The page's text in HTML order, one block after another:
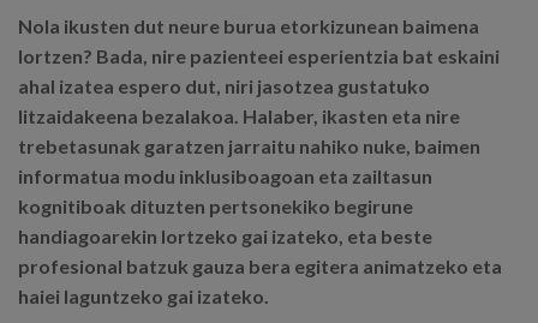
Nola ikusten dut neure burua etorkizunean baimena
lortzen? Bada, nire pazienteei esperientzia bat eskaini
ahal izatea espero dut, niri jasotzea gustatuko
litzaidakeena bezalakoa. Halaber, ikasten eta nire
trebetasunak garatzen jarraitu nahiko nuke, baimen
informatua modu inklusiboagoan eta zailtasun
kognitiboak dituzten pertsonekiko begirune
handiagoarekin lortzeko gai izateko, eta beste
profesional batzuk gauza bera egitera animatzeko eta
haiei laguntzeko gai izateko.